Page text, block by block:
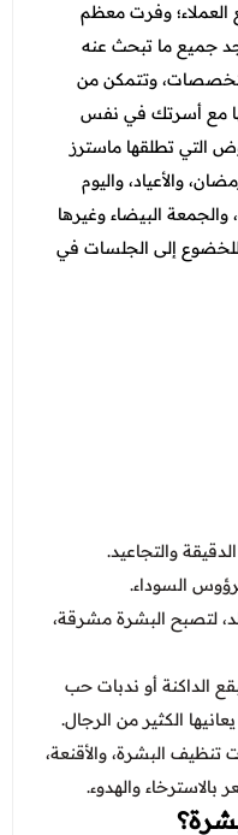
العملاء؛ وفرت معظم
جميع ما تبحث عنه
وتتمكن من
مع أسرتك في نفس
التي تطلقها ماسترز
والأعياد، واليوم
البيضاء وغيرها
إلى الجلسات في
والتجاعيد.
السوداء.
لتصبح البشرة مشرقة،
الداكنة أو ندبات حب
الكثير من الرجال.
البشرة، والأقنعة،
بالاسترخاء والهدوء.